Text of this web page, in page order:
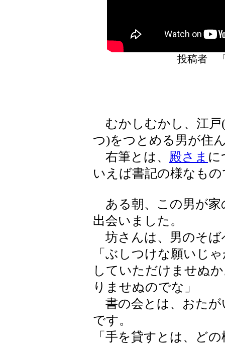
投稿者
むかしむかし、江戸
つ)をつとめる男が住
右筆とは、 殿さま に
いえば書記の様なも
ある朝、この男が家
出会いました。
坊さんは、男のそば
「ぶしつけな願いじ
していただけませぬ
りませぬのでな」
書の会とは、おたが
です。
「手を貸すとは、ど